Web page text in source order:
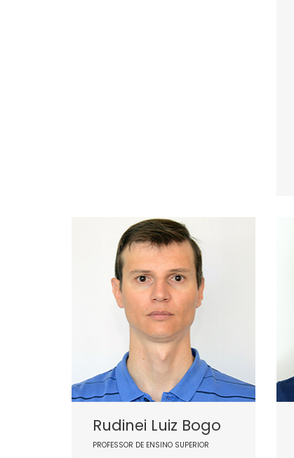
Rudinei Luiz Bogo
PROFESSOR DE ENSINO SUPERIOR